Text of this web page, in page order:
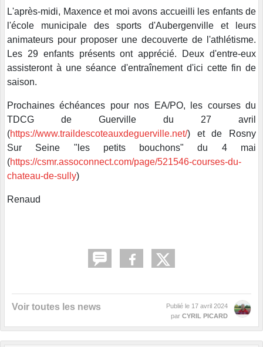
L'après-midi, Maxence et moi avons accueilli les enfants de
l'école municipale des sports d'Aubergenville et leurs
animateurs pour proposer une decouverte de l'athlétisme.
Les 29 enfants présents ont apprécié. Deux d'entre-eux
assisteront à une séance d'entraînement d'ici cette fin de
saison.
Prochaines échéances pour nos EA/PO, les courses du
TDCG de Guerville du 27 avril
(https://www.traildescoteauxdeguerville.net/) et de Rosny
Sur Seine "les petits bouchons" du 4 mai
(https://csmr.assoconnect.com/page/521546-courses-du-
chateau-de-sully)
Renaud
Voir toutes les news Publié le 17 avril 2024
par CYRIL PICARD